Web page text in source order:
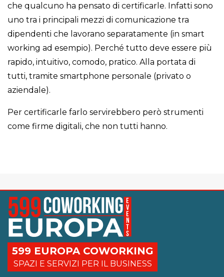
che qualcuno ha pensato di certificarle. Infatti sono
uno tra i principali mezzi di comunicazione tra
dipendenti che lavorano separatamente (in smart
working ad esempio). Perché tutto deve essere più
rapido, intuitivo, comodo, pratico. Alla portata di
tutti, tramite smartphone personale (privato o
aziendale).
Per certificarle farlo servirebbero però strumenti
come firme digitali, che non tutti hanno.
599 EUROPA COWORKING
SPAZI E SERVIZI PER IL BUSINESS